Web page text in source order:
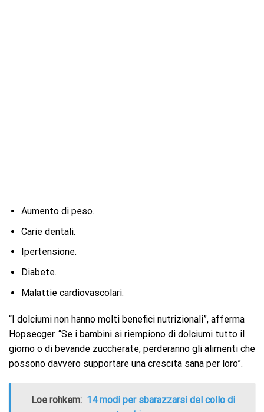
Aumento di peso.
Carie dentali.
Ipertensione.
Diabete.
Malattie cardiovascolari.
“I dolciumi non hanno molti benefici nutrizionali”, afferma
Hopsecger. “Se i bambini si riempiono di dolciumi tutto il
giorno o di bevande zuccherate, perderanno gli alimenti che
possono davvero supportare una crescita sana per loro”.
Loe rohkem: 14 modi per sbarazzarsi del collo di